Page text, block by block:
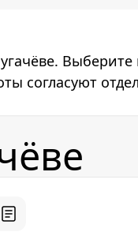
согласуют